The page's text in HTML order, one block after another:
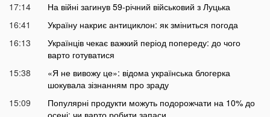
17:14
На війні загинув 59-річний військовий з Луцька
16:41
Україну накриє антициклон: як зміниться погода
16:13
Українців чекає важкий період попереду: до чого
варто готуватися
15:38
«Я не вивожу це»: відома українська блогерка
шокувала зізнанням про зраду
15:09
Популярні продукти можуть подорожчати на 10% до